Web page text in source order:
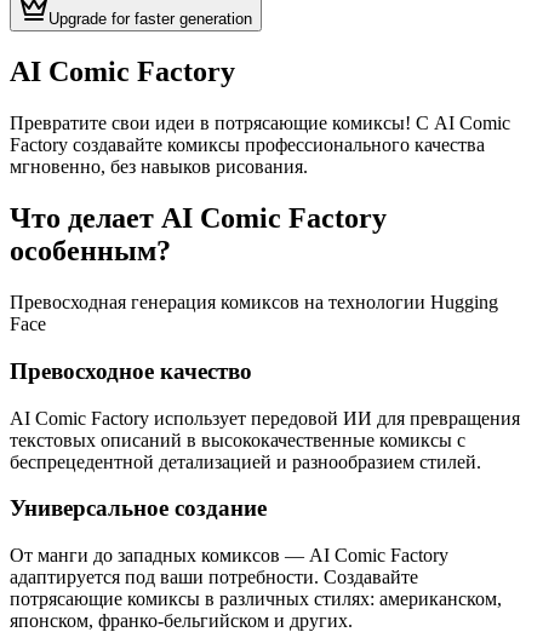
Upgrade for faster generation
AI Comic Factory
Превратите свои идеи в потрясающие комиксы! С AI Comic
Factory создавайте комиксы профессионального качества
мгновенно, без навыков рисования.
Что делает AI Comic Factory
особенным?
Превосходная генерация комиксов на технологии Hugging
Face
Превосходное качество
AI Comic Factory использует передовой ИИ для превращения
текстовых описаний в высококачественные комиксы с
беспрецедентной детализацией и разнообразием стилей.
Универсальное создание
От манги до западных комиксов — AI Comic Factory
адаптируется под ваши потребности. Создавайте
потрясающие комиксы в различных стилях: американском,
японском, франко-бельгийском и других.